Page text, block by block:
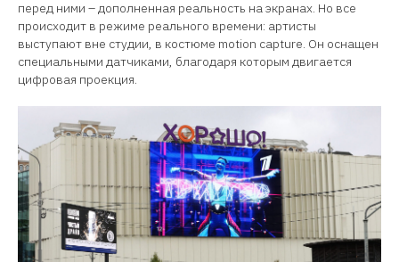
перед ними – дополненная реальность на экранах. Но все
происходит в режиме реального времени: артисты
выступают вне студии, в костюме motion capture. Он оснащен
специальными датчиками, благодаря которым двигается
цифровая проекция.